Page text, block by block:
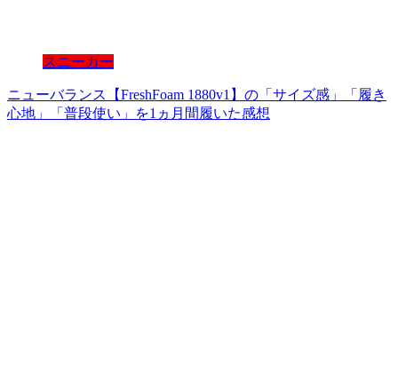
スニーカー
ニューバランス【FreshFoam 1880v1】の「サイズ感」「履き
心地」「普段使い」を1ヵ月間履いた感想